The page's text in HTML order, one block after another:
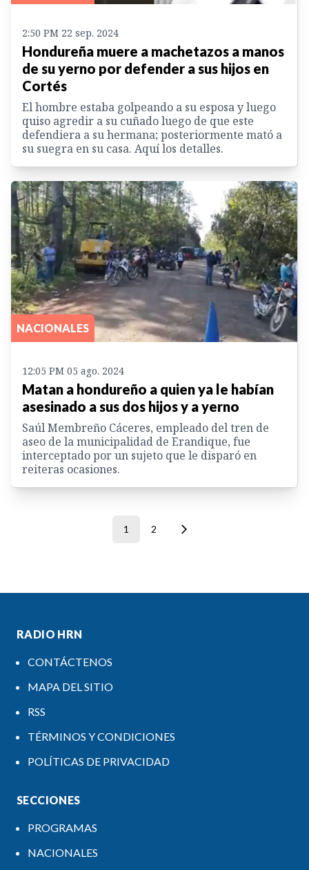
2:50 PM 22 sep. 2024
Hondureña muere a machetazos a manos
de su yerno por defender a sus hijos en
Cortés
El hombre estaba golpeando a su esposa y luego
quiso agredir a su cuñado luego de que este
defendiera a su hermana; posteriormente mató a
su suegra en su casa. Aquí los detalles.
NACIONALES
12:05 PM 05 ago. 2024
Matan a hondureño a quien ya le habían
asesinado a sus dos hijos y a yerno
Saúl Membreño Cáceres, empleado del tren de
aseo de la municipalidad de Erandique, fue
interceptado por un sujeto que le disparó en
reiteras ocasiones.
1 2
RADIO HRN
CONTÁCTENOS
MAPA DEL SITIO
RSS
TÉRMINOS Y CONDICIONES
POLÍTICAS DE PRIVACIDAD
SECCIONES
PROGRAMAS
NACIONALES